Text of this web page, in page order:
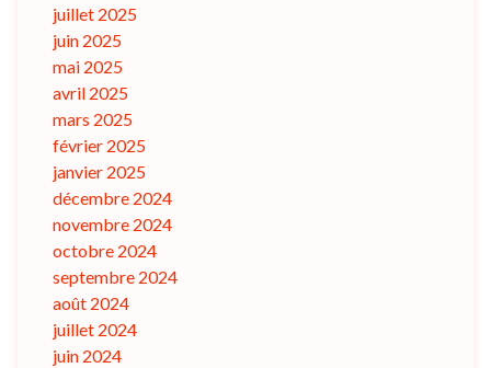
juillet 2025
juin 2025
mai 2025
avril 2025
mars 2025
février 2025
janvier 2025
décembre 2024
novembre 2024
octobre 2024
septembre 2024
août 2024
juillet 2024
juin 2024